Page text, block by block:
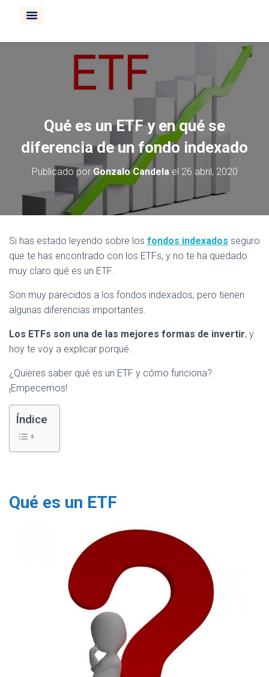
Qué es un ETF y en qué se
diferencia de un fondo indexado
Publicado por Gonzalo Candelael 26 abril, 2020
Si has estado leyendo sobre los fondos indexados seguro
que te has encontrado con los ETFs, y no te ha quedado
muy claro qué es un ETF.
Son muy parecidos a los fondos indexados, pero tienen
algunas diferencias importantes.
Los ETFs son una de las mejores formas de invertir, y
hoy te voy a explicar porqué.
¿Quieres saber qué es un ETF y cómo funciona?
¡Empecemos!
Índice
Qué es un ETF